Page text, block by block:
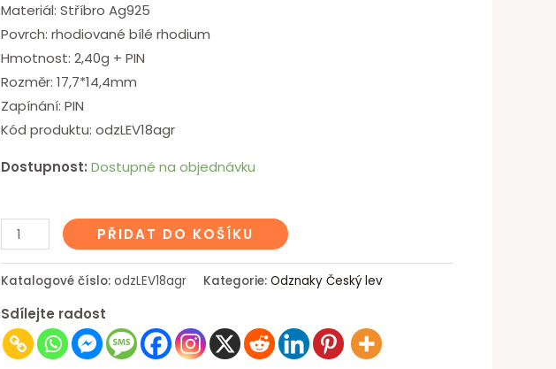
Materiál: Stříbro Ag925
Povrch: rhodiované bílé rhodium
Hmotnost: 2,40g + PIN
Rozměr: 17,7*14,4mm
Zapínání: PIN
Kód produktu: odzLEV18agr
Dostupnost: Dostupné na objednávku
PŘIDAT DO KOŠÍKU
Katalogové číslo:odzLEV18agr Kategorie:Odznaky Český lev
Sdílejte radost